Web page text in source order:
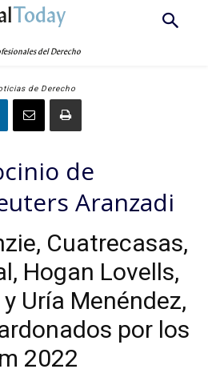
Today
del Derecho
de Derecho
de
Aranzadi
Cuatrecasas,
Hogan Lovells,
Uría Menéndez,
por los
2022